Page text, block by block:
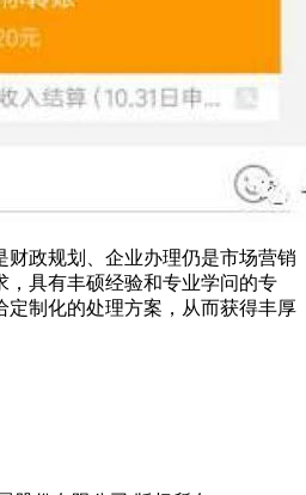
政规划、企业办理仍是市场营销
，具有丰硕经验和专业学问的专
定制化的处理方案，从而获得丰厚